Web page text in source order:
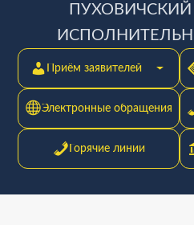
Приём заявителей
Электронные обращения
Горячие линии